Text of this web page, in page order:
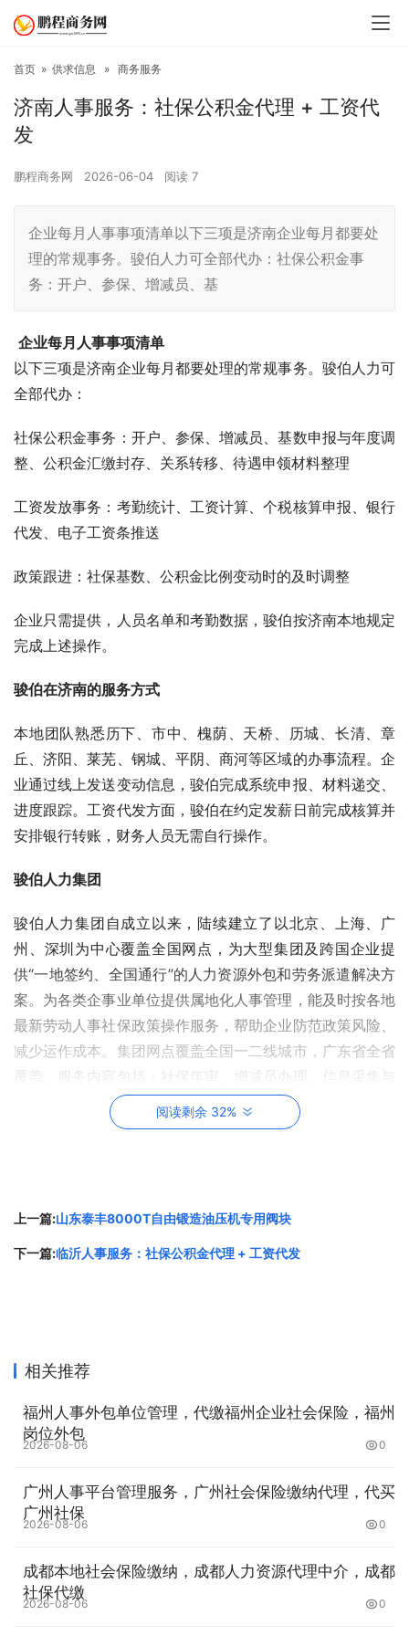
首页 » 供求信息 » 商务服务
济南人事服务：社保公积金代理 + 工资代
发
鹏程商务网 2026-06-04 阅读 7
企业每月人事事项清单以下三项是济南企业每月都要处
理的常规事务。骏伯人力可全部代办：社保公积金事
务：开户、参保、增减员、基
企业每月人事事项清单
以下三项是济南企业每月都要处理的常规事务。骏伯人力可
全部代办：
社保公积金事务：开户、参保、增减员、基数申报与年度调
整、公积金汇缴封存、关系转移、待遇申领材料整理
工资发放事务：考勤统计、工资计算、个税核算申报、银行
代发、电子工资条推送
政策跟进：社保基数、公积金比例变动时的及时调整
企业只需提供，人员名单和考勤数据，骏伯按济南本地规定
完成上述操作。
骏伯在济南的服务方式
本地团队熟悉历下、市中、槐荫、天桥、历城、长清、章
丘、济阳、莱芜、钢城、平阴、商河等区域的办事流程。企
业通过线上发送变动信息，骏伯完成系统申报、材料递交、
进度跟踪。工资代发方面，骏伯在约定发薪日前完成核算并
安排银行转账，财务人员无需自行操作。
骏伯人力集团
骏伯人力集团自成立以来，陆续建立了以北京、上海、广
州、深圳为中心覆盖全国网点，为大型集团及跨国企业提
供“一地签约、全国通行”的人力资源外包和劳务派遣解决方
案。为各类企事业单位提供属地化人事管理，能及时按各地
最新劳动人事社保政策操作服务，帮助企业防范政策风险、
减少运作成本。集团网点覆盖全国一二线城市，广东省全省
覆盖。服务内容包括：社保年审、增减员办理、信息采集与
月报、关系转移、工伤认定、养老金及生育待遇申领、代签
劳动合同、代发薪酬福利等。
固话：020-38023538-8303
手机/微信：13760141318 黄政博
803-806室
原文链接：http://www.pc165.cn/news/2012.html，转载
和复制请保留此链接。
全部的内容，关注我们，带您了解更多相关内容。
阅读剩余 32%
上一篇:山东泰丰8000T自由锻造油压机专用阀块
下一篇:临沂人事服务：社保公积金代理 + 工资代发
相关推荐
福州人事外包单位管理，代缴福州企业社会保险，福州
岗位外包
2026-08-06 0
广州人事平台管理服务，广州社会保险缴纳代理，代买
广州社保
2026-08-06 0
成都本地社会保险缴纳，成都人力资源代理中介，成都
社保代缴
2026-08-06 0